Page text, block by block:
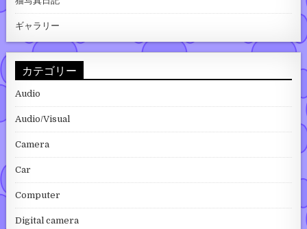
ギャラリー
カテゴリー
Audio
Audio/Visual
Camera
Car
Computer
Digital camera